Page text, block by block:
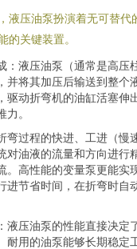
液压油泵扮演着无可替代
的关键装置。
：液压油泵（通常是高压
并将其加压后输送到整个
驱动折弯机的油缸活塞伸
。
弯过程的快进、工进（慢
对油液的流量和方向进行
。高性能的变量泵更能实
进节省时间，在折弯时自
液压油泵的性能直接决定
耐用的油泵能够长期稳定